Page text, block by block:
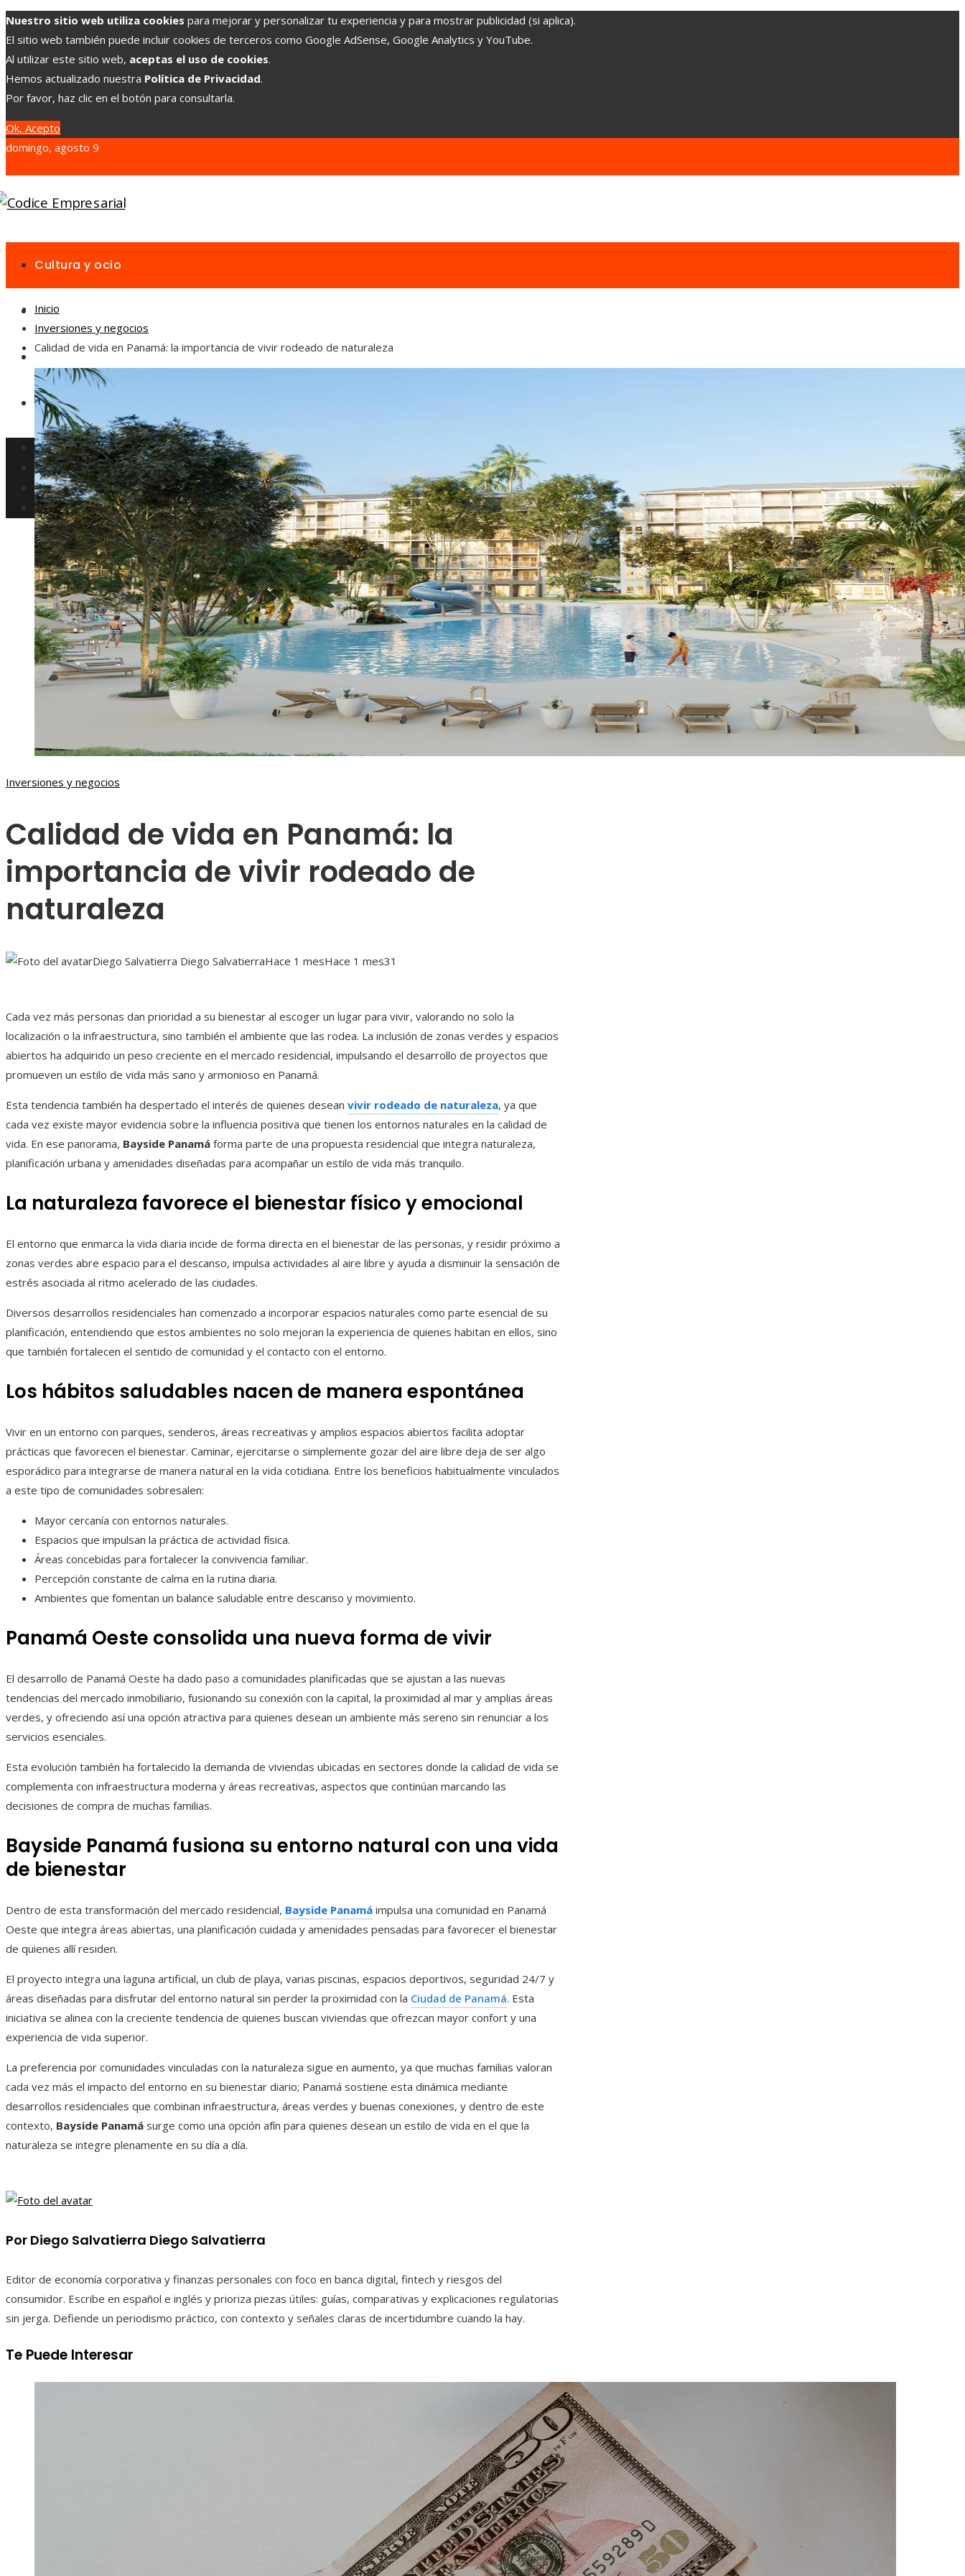
Nuestro sitio web utiliza cookies para mejorar y personalizar tu experiencia y para mostrar publicidad (si aplica).
El sitio web también puede incluir cookies de terceros como Google AdSense, Google Analytics y YouTube.
Al utilizar este sitio web, aceptas el uso de cookies.
Hemos actualizado nuestra Política de Privacidad.
Por favor, haz clic en el botón para consultarla.
Ok, Acepto
domingo, agosto 9
Cultura y ocio
Inversiones y negocios
Responsabilidad social
Ciencia y tecnología
Cultura y ocio
Inversiones y negocios
Responsabilidad social
Ciencia y tecnología
Inicio
Inversiones y negocios
Calidad de vida en Panamá: la importancia de vivir rodeado de naturaleza
Inversiones y negocios
Calidad de vida en Panamá: la
importancia de vivir rodeado de
naturaleza
Diego Salvatierra Diego SalvatierraHace 1 mesHace 1 mes31
Cada vez más personas dan prioridad a su bienestar al escoger un lugar para vivir, valorando no solo la
localización o la infraestructura, sino también el ambiente que las rodea. La inclusión de zonas verdes y espacios
abiertos ha adquirido un peso creciente en el mercado residencial, impulsando el desarrollo de proyectos que
promueven un estilo de vida más sano y armonioso en Panamá.
Esta tendencia también ha despertado el interés de quienes desean vivir rodeado de naturaleza, ya que
cada vez existe mayor evidencia sobre la influencia positiva que tienen los entornos naturales en la calidad de
vida. En ese panorama, Bayside Panamá forma parte de una propuesta residencial que integra naturaleza,
planificación urbana y amenidades diseñadas para acompañar un estilo de vida más tranquilo.
La naturaleza favorece el bienestar físico y emocional
El entorno que enmarca la vida diaria incide de forma directa en el bienestar de las personas, y residir próximo a
zonas verdes abre espacio para el descanso, impulsa actividades al aire libre y ayuda a disminuir la sensación de
estrés asociada al ritmo acelerado de las ciudades.
Diversos desarrollos residenciales han comenzado a incorporar espacios naturales como parte esencial de su
planificación, entendiendo que estos ambientes no solo mejoran la experiencia de quienes habitan en ellos, sino
que también fortalecen el sentido de comunidad y el contacto con el entorno.
Los hábitos saludables nacen de manera espontánea
Vivir en un entorno con parques, senderos, áreas recreativas y amplios espacios abiertos facilita adoptar
prácticas que favorecen el bienestar. Caminar, ejercitarse o simplemente gozar del aire libre deja de ser algo
esporádico para integrarse de manera natural en la vida cotidiana. Entre los beneficios habitualmente vinculados
a este tipo de comunidades sobresalen:
Mayor cercanía con entornos naturales.
Espacios que impulsan la práctica de actividad física.
Áreas concebidas para fortalecer la convivencia familiar.
Percepción constante de calma en la rutina diaria.
Ambientes que fomentan un balance saludable entre descanso y movimiento.
Panamá Oeste consolida una nueva forma de vivir
El desarrollo de Panamá Oeste ha dado paso a comunidades planificadas que se ajustan a las nuevas
tendencias del mercado inmobiliario, fusionando su conexión con la capital, la proximidad al mar y amplias áreas
verdes, y ofreciendo así una opción atractiva para quienes desean un ambiente más sereno sin renunciar a los
servicios esenciales.
Esta evolución también ha fortalecido la demanda de viviendas ubicadas en sectores donde la calidad de vida se
complementa con infraestructura moderna y áreas recreativas, aspectos que continúan marcando las
decisiones de compra de muchas familias.
Bayside Panamá fusiona su entorno natural con una vida
de bienestar
Dentro de esta transformación del mercado residencial, Bayside Panamá impulsa una comunidad en Panamá
Oeste que integra áreas abiertas, una planificación cuidada y amenidades pensadas para favorecer el bienestar
de quienes allí residen.
El proyecto integra una laguna artificial, un club de playa, varias piscinas, espacios deportivos, seguridad 24/7 y
áreas diseñadas para disfrutar del entorno natural sin perder la proximidad con la Ciudad de Panamá. Esta
iniciativa se alinea con la creciente tendencia de quienes buscan viviendas que ofrezcan mayor confort y una
experiencia de vida superior.
La preferencia por comunidades vinculadas con la naturaleza sigue en aumento, ya que muchas familias valoran
cada vez más el impacto del entorno en su bienestar diario; Panamá sostiene esta dinámica mediante
desarrollos residenciales que combinan infraestructura, áreas verdes y buenas conexiones, y dentro de este
contexto, Bayside Panamá surge como una opción afín para quienes desean un estilo de vida en el que la
naturaleza se integre plenamente en su día a día.
Por Diego Salvatierra Diego Salvatierra
Editor de economía corporativa y finanzas personales con foco en banca digital, fintech y riesgos del
consumidor. Escribe en español e inglés y prioriza piezas útiles: guías, comparativas y explicaciones regulatorias
sin jerga. Defiende un periodismo práctico, con contexto y señales claras de incertidumbre cuando la hay.
Te Puede Interesar